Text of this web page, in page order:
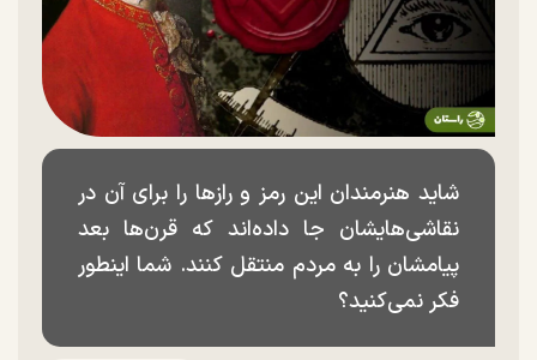
شاید هنرمندان این رمز و راز‌ها را برای آن در
نقاشی‌هایشان جا داده‌اند که قرن‌ها بعد
پیامشان را به مردم منتقل کنند. شما اینطور
فکر نمی‌کنید؟